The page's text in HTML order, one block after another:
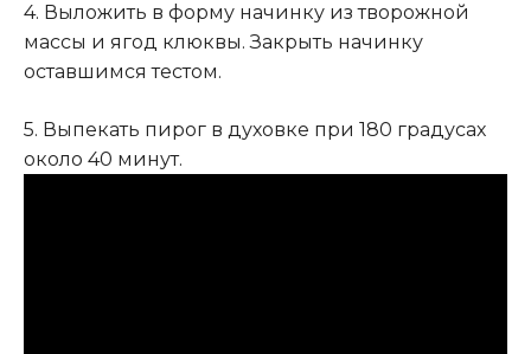
4. Выложить в форму начинку из творожной
массы и ягод клюквы. Закрыть начинку
оставшимся тестом.
5. Выпекать пирог в духовке при 180 градусах
около 40 минут.